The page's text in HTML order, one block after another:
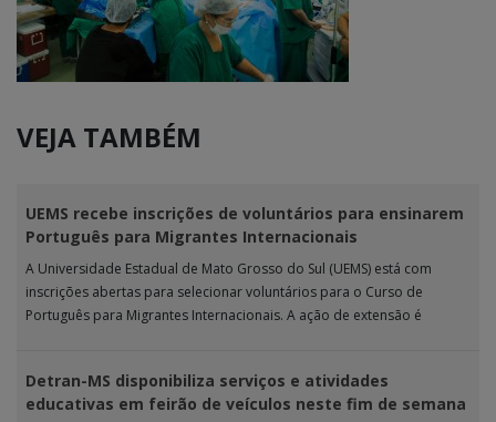
VEJA TAMBÉM
UEMS recebe inscrições de voluntários para ensinarem
Português para Migrantes Internacionais
A Universidade Estadual de Mato Grosso do Sul (UEMS) está com
inscrições abertas para selecionar voluntários para o Curso de
Português para Migrantes Internacionais. A ação de extensão é
Detran-MS disponibiliza serviços e atividades
educativas em feirão de veículos neste fim de semana